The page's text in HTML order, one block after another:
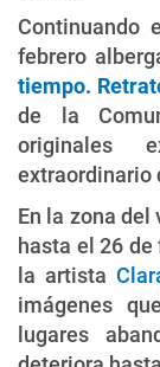
Continuando
febrero
tiempo.
de la
originales
extraordinario
En la zona
hasta el 26 de
la artista
imágenes
lugares